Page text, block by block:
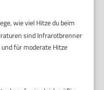
wie viel Hitze du beim
sind Infrarotbrenner
für moderate Hitze